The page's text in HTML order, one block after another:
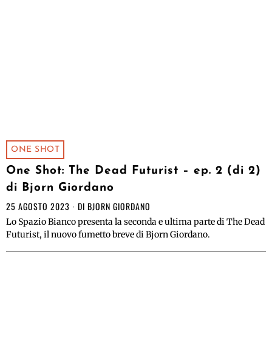
ONE SHOT
One Shot: The Dead Futurist – ep. 2 (di 2)
di Bjorn Giordano
25 AGOSTO 2023 DI BJORN GIORDANO
Lo Spazio Bianco presenta la seconda e ultima parte di The Dead
Futurist, il nuovo fumetto breve di Bjorn Giordano.